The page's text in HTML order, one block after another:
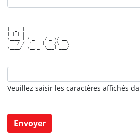
\____ | / _` | / _ \/ __|
.___/ /| (_| ||  __/\__ \
\____/  \__,_| \___||___/
Veuillez saisir les caractères affichés